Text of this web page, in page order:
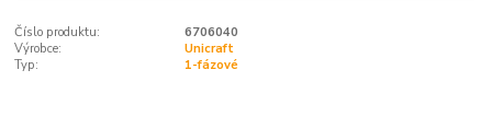
Číslo produktu:
6706040
Výrobce:
Unicraft
Typ:
1-fázové